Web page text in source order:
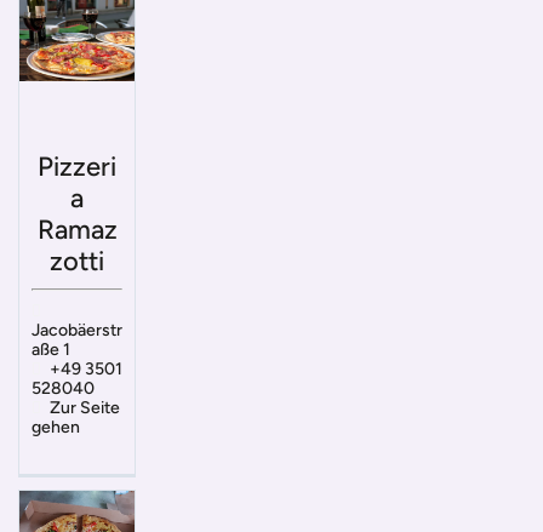
Pizzeri
a
Ramaz
zotti
Jacobäerstr
aße 1
+49 3501
528040
Zur Seite
gehen